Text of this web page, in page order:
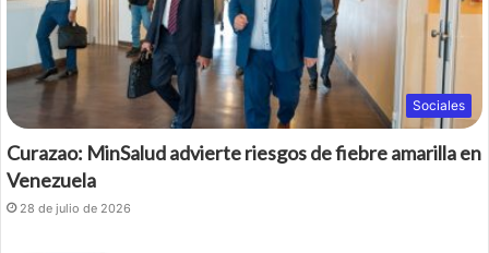
Sociales
Curazao: MinSalud advierte riesgos de fiebre amarilla en
Venezuela
28 de julio de 2026